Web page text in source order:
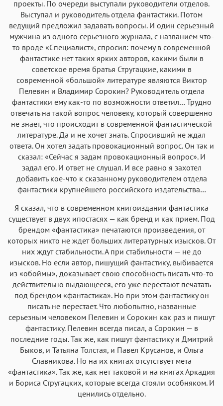
проекты. По очереди выступали руководители отделов.
Выступал и руководитель отдела фантастики. Потом
ведущий предложил задавать вопросы. И один серьезный
мужчина из одного серьезного журнала, с названием что-
то вроде «Специалист», спросил: почему в современной
фантастике нет таких ярких авторов, какими были в
советское время братья Стругацкие, какими в
современной «большой» литературе являются Виктор
Пелевин и Владимир Сорокин? Руководитель отдела
фантастики ему как-то по возможности ответил… Трудно
отвечать на такой вопрос человеку, который совершенно
не знает, что происходит в современной фантастической
литературе. Да и не хочет знать. Спросивший не ждал
ответа. Он хотел задать провокационный вопрос. Он так и
сказал: «Сейчас я задам провокационный вопрос». И
задал его. И ответ не слушал. И все равно я захотел
добавить кое-что к сказанному руководителем отдела
фантастики крупнейшего российского издательства…
Я сказал, что в современном книгоиздании фантастика
существует в двух ипостасях — как бренд и как прием. Под
брендом «фантастика» печатаются произведения, от
которых никто не ждет больших литературных изысков. От
них ждут стабильности. А при стабильности — не до
изысков. Но если автор, пишущий фантастику, выбивается
из «обоймы», доказывает свою способность писать что-то
действительно выдающееся, его уже перестают печатать
под брендом «фантастика». Но при этом фантастику он
писать не перестает. Что любопытно, названные
серьезным человеком Пелевин и Сорокин как раз и пишут
фантастику. Пелевин всегда писал, а Сорокин — в
последние годы. Так же, как пишут фантастику и Дмитрий
Быков, и Татьяна Толстая, и Павел Крусанов, и Ольга
Славникова. Но на их книгах отсутствует мета
«фантастика». Так же, как нет таковой и на книгах Аркадия
и Бориса Стругацких, которые всегда стояли особняком. И
ценились отдельно.